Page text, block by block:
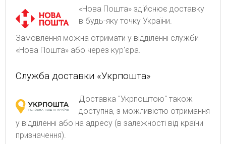
«Нова Пошта» здійснює доставку
в будь-яку точку України.
Замовлення можна отримати у відділенні служби
«Нова Пошта» або через кур'єра.
Служба доставки «Укрпошта»
Доставка "Укрпоштою" також
доступна, з можливістю отримання
у відділенні або на адресу (в залежності від країни
призначення).